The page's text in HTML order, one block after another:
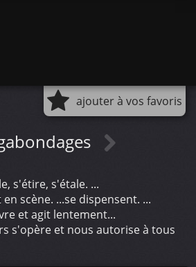
ajouter à vos favoris
s'étire, s'étale. ...
scène. ...se dispensent. ...
et agit lentement...
s'opère et nous autorise à tous